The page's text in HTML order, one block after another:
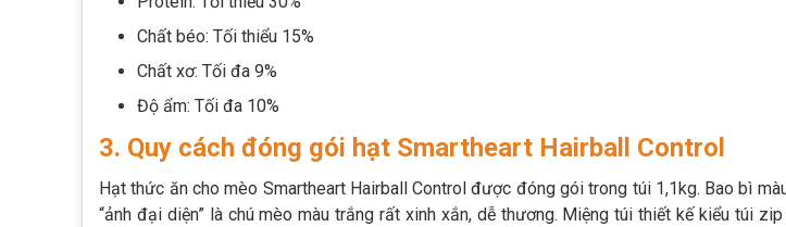
Chất béo: Tối thiểu 15%
Chất xơ: Tối đa 9%
Độ ẩm: Tối đa 10%
3. Quy cách đóng gói hạt Smartheart Hairball Control
Hạt thức ăn cho mèo Smartheart Hairball Control được đóng gói trong túi 1,1kg. Bao bì
“ảnh đại diện” là chú mèo màu trắng rất xinh xắn, dễ thương. Miệng túi thiết kế kiểu túi